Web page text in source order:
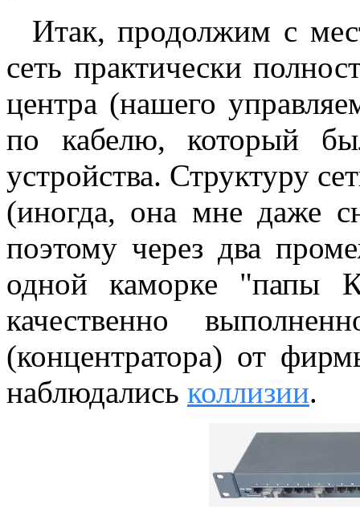
Итак, продолжим с
сеть практически
центра (нашего
по кабелю, который
устройства. Структуру
(иногда, она мне даже
поэтому через два
одной каморке "папы
качественно
(концентратора) от
наблюдались коллизии.